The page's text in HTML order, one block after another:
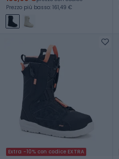
Prezzo più basso: 161,49 €
Extra -10% con codice EXTRA